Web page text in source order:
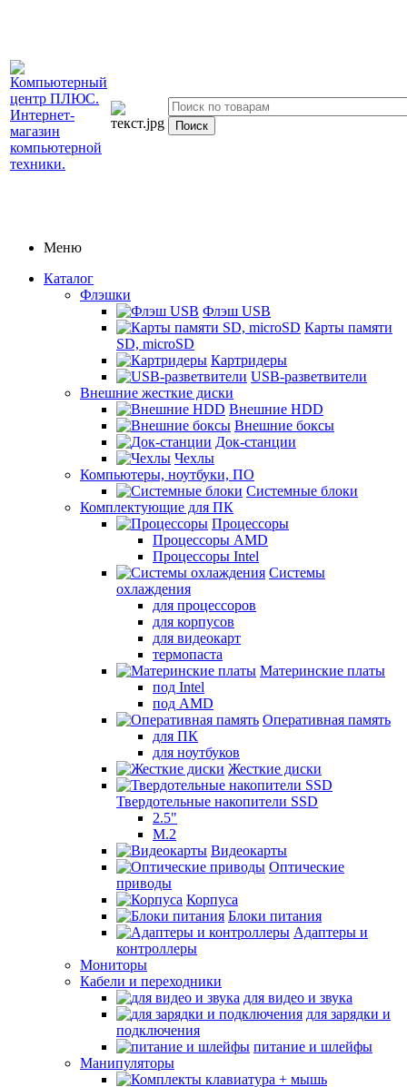
Меню
Каталог
Флэшки
Флэш USB
Карты памяти
SD, microSD
Картридеры
USB-разветвители
Внешние жесткие диски
Внешние HDD
Внешние боксы
Док-станции
Чехлы
Компьютеры, ноутбуки, ПО
Системные блоки
Комплектующие для ПК
Процессоры
Процессоры AMD
Процессоры Intel
Системы
охлаждения
для процессоров
для корпусов
для видеокарт
термопаста
Материнские платы
под Intel
под AMD
Оперативная память
для ПК
для ноутбуков
Жесткие диски
Твердотельные накопители SSD
2.5"
M.2
Видеокарты
Оптические
приводы
Корпуса
Блоки питания
Адаптеры и
контроллеры
Мониторы
Кабели и переходники
для видео и звука
для зарядки и
подключения
питание и шлейфы
Манипуляторы